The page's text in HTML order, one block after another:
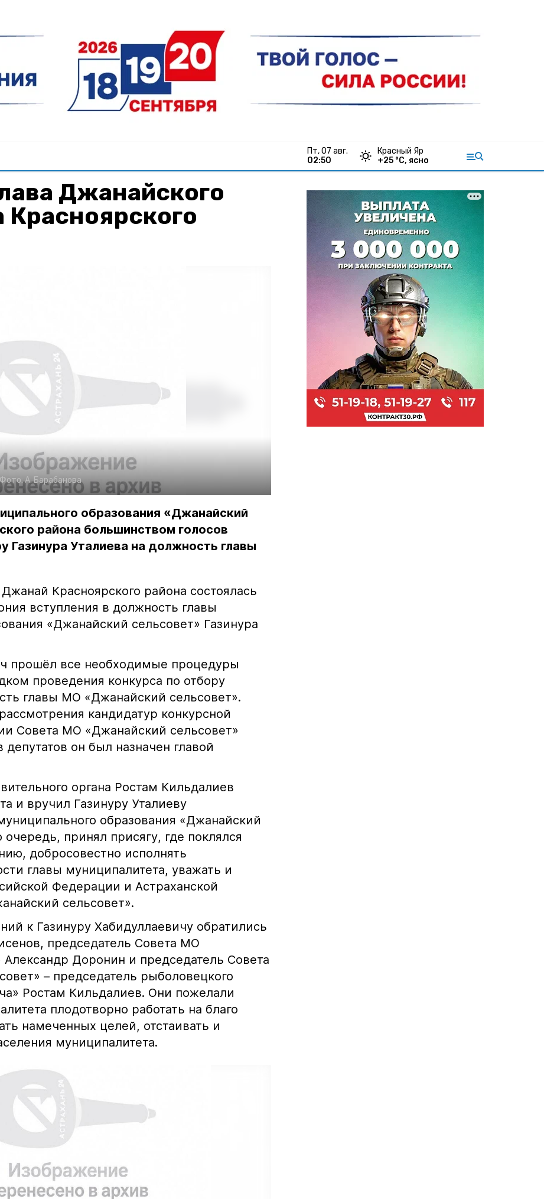
пт, 07 авг.
02:50
Красный Яр
+25 °С, ясно
Джанайского
Красноярского
Фото:А. Барабанова
образования «Джанайский
района большинством голосов
Газинура Уталиева на должность главы
Красноярского района состоялась
вступления в должность главы
«Джанайский сельсовет» Газинура
прошёл все необходимые процедуры
проведения конкурса по отбору
главы МО «Джанайский сельсовет».
кандидатур конкурсной
Совета МО «Джанайский сельсовет»
он был назначен главой
органа Ростам Кильдалиев
и вручил Газинуру Уталиеву
образования «Джанайский
принял присягу, где поклялся
добросовестно исполнять
главы муниципалитета, уважать и
Федерации и Астраханской
сельсовет».
к Газинуру Хабидуллаевичу обратились
председатель Совета МО
Александр Доронин и председатель Совета
– председатель рыболовецкого
Ростам Кильдалиев. Они пожелали
плодотворно работать на благо
намеченных целей, отстаивать и
муниципалитета.